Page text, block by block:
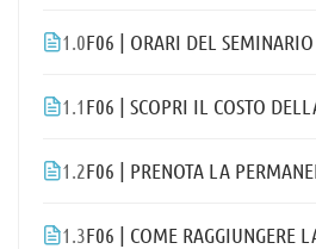
1.0F06 | ORARI DEL SEMINARIO
1.1F06 | SCOPRI IL COSTO
1.2F06 | PRENOTA LA
1.3F06 | COME RAGGIUNGERE